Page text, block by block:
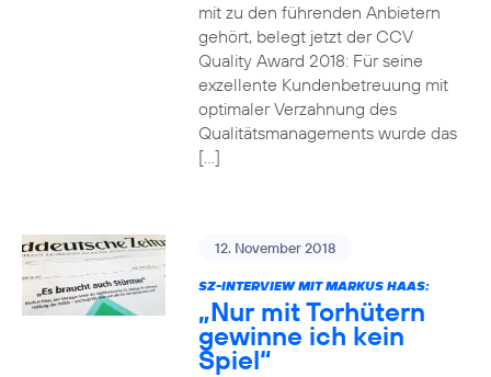
mit zu den führenden Anbietern
gehört, belegt jetzt der CCV
Quality Award 2018: Für seine
exzellente Kundenbetreuung mit
optimaler Verzahnung des
Qualitätsmanagements wurde das
[…]
12. November 2018
SZ-INTERVIEW MIT MARKUS HAAS:
„Nur mit Torhütern
gewinne ich kein
Spiel“